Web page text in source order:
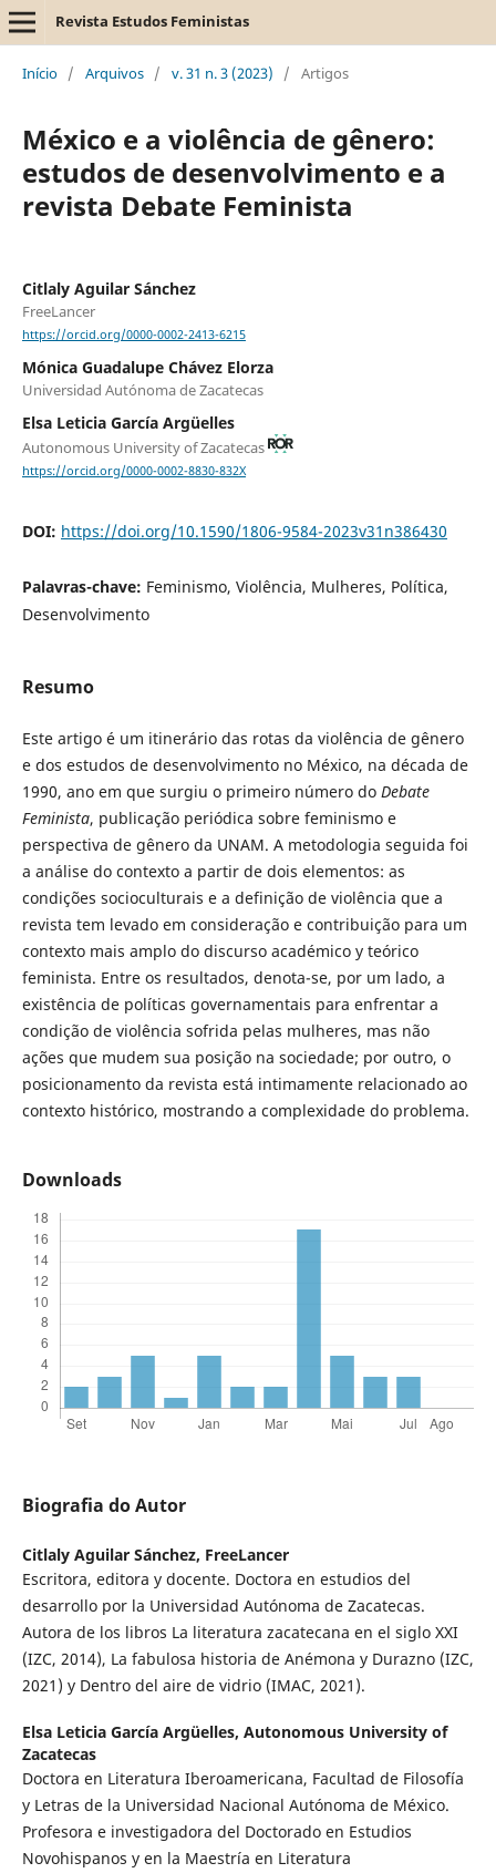
Revista Estudos Feministas
Início / Arquivos / v. 31 n. 3 (2023) / Artigos
México e a violência de gênero:
estudos de desenvolvimento e a
revista Debate Feminista
Citlaly Aguilar Sánchez
FreeLancer
https://orcid.org/0000-0002-2413-6215
Mónica Guadalupe Chávez Elorza
Universidad Autónoma de Zacatecas
Elsa Leticia García Argüelles
Autonomous University of Zacatecas
https://orcid.org/0000-0002-8830-832X
DOI: https://doi.org/10.1590/1806-9584-2023v31n386430
Palavras-chave: Feminismo, Violência, Mulheres, Política,
Desenvolvimento
Resumo
Este artigo é um itinerário das rotas da violência de gênero
e dos estudos de desenvolvimento no México, na década de
1990, ano em que surgiu o primeiro número do Debate
Feminista, publicação periódica sobre feminismo e
perspectiva de gênero da UNAM. A metodologia seguida foi
a análise do contexto a partir de dois elementos: as
condições socioculturais e a definição de violência que a
revista tem levado em consideração e contribuição para um
contexto mais amplo do discurso académico y teórico
feminista. Entre os resultados, denota-se, por um lado, a
existência de políticas governamentais para enfrentar a
condição de violência sofrida pelas mulheres, mas não
ações que mudem sua posição na sociedade; por outro, o
posicionamento da revista está intimamente relacionado ao
contexto histórico, mostrando a complexidade do problema.
Downloads
Biografia do Autor
Citlaly Aguilar Sánchez, FreeLancer
Escritora, editora y docente. Doctora en estudios del
desarrollo por la Universidad Autónoma de Zacatecas.
Autora de los libros La literatura zacatecana en el siglo XXI
(IZC, 2014), La fabulosa historia de Anémona y Durazno (IZC,
2021) y Dentro del aire de vidrio (IMAC, 2021).
Elsa Leticia García Argüelles, Autonomous University of
Zacatecas
Doctora en Literatura Iberoamericana, Facultad de Filosofía
y Letras de la Universidad Nacional Autónoma de México.
Profesora e investigadora del Doctorado en Estudios
Novohispanos y en la Maestría en Literatura